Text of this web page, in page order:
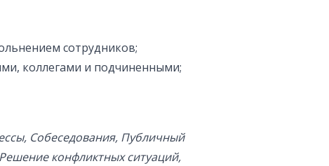
сотрудников;
коллегами и подчиненными;
Собеседования, Публичный
конфликтных ситуаций,